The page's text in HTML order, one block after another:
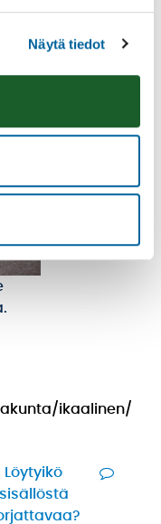
Näytä tiedot
versiosta.
ikaalinen/
Löytyikö
sisällöstä